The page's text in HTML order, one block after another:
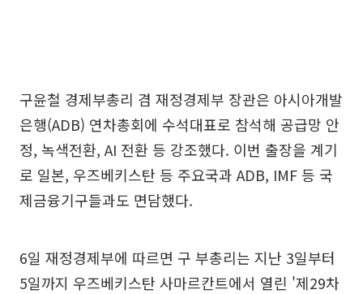
구윤철 경제부총리 겸 재정경제부 장관은 아시아개발
은행(ADB) 연차총회에 수석대표로 참석해 공급망 안
정, 녹색전환, AI 전환 등 강조했다. 이번 출장을 계기
로 일본, 우즈베키스탄 등 주요국과 ADB, IMF 등 국
제금융기구들과도 면담했다.
6일 재정경제부에 따르면 구 부총리는 지난 3일부터
5일까지 우즈베키스탄 사마르칸트에서 열린 '제29차